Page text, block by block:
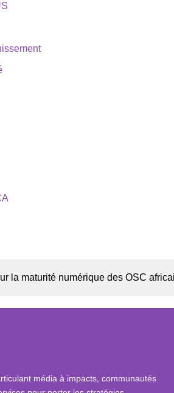
numérique des OSC africaines
média à impacts, communautés